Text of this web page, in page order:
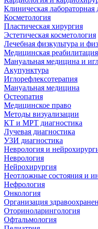
Клиническая лабораторная
Косметология
Пластическая хирургия
Эстетическая косметология
Лечебная физкультура и
Медицинская реабилитация
Мануальная медицина и
Акупунктура
Иглорефлексотерапия
Мануальная медицина
Остеопатия
Медицинское право
Методы визуализации
КТ и МРТ диагностика
Лучевая диагностика
УЗИ диагностика
Неврология и
Неврология
Нейрохирургия
Неотложные состояния и
Нефрология
Онкология
Организация
Оториноларингология
Офтальмология